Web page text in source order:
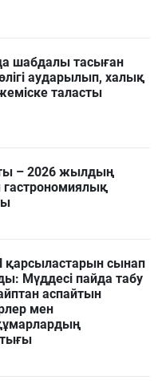
шабдалы тасыған
аударылып, халық
таласты
– 2026 жылдың
гастрономиялық
сынап
Мүддесі пайда табу
аспайтын
мен